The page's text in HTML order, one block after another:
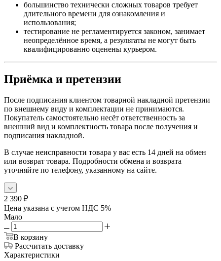
большинство технически сложных товаров требует
длительного времени для ознакомления и
использования;
тестирование не регламентируется законом, занимает
неопределённое время, а результаты не могут быть
квалифицированно оценены курьером.
Приёмка и претензии
После подписания клиентом товарной накладной претензии
по внешнему виду и комплектации не принимаются.
Покупатель самостоятельно несёт ответственность за
внешний вид и комплектность товара после получения и
подписания накладной.
В случае неисправности товара у вас есть 14 дней на обмен
или возврат товара. Подробности обмена и возврата
уточняйте по телефону, указанному на сайте.
2 390 ₽
Цена указана с учетом НДС 5%
Мало
В корзину
Рассчитать доставку
Характеристики